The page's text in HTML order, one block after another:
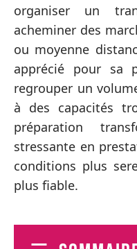
organiser un
acheminer des
ou moyenne
apprécié pour sa
regrouper un
à des capacités
préparation
stressante en
conditions plus
plus fiable.